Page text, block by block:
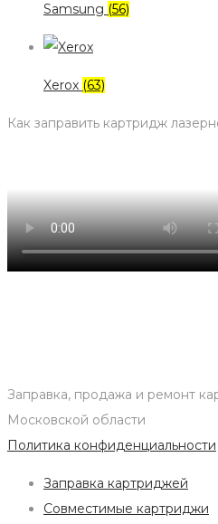
Samsung (56)
Xerox (63)
Как заправить картридж
Заправка, продажа и ремонт
Московской области
Политика конфиденциальности
Заправка картриджей
Совместимые картриджи